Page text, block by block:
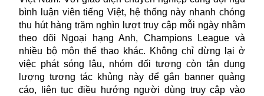
bình luận viên tiếng Việt, hệ thống này nhanh chóng
thu hút hàng trăm nghìn lượt truy cập mỗi ngày nhằm
theo dõi Ngoại hạng Anh, Champions League và
nhiều bộ môn thể thao khác. Không chỉ dừng lại ở
việc phát sóng lậu, nhóm đối tượng còn tận dụng
lượng tương tác khủng này để gắn banner quảng
cáo, liên tục điều hướng người dùng truy cập vào